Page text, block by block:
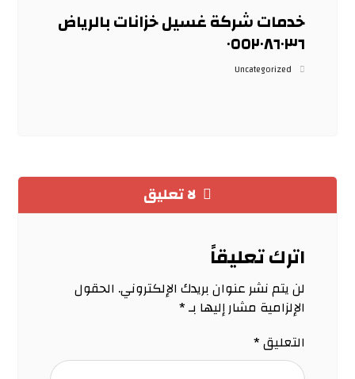
خدمات شركة غسيل خزانات بالرياض
٠٥٥٢٠٨٦٠٣٦
Uncategorized
لا تعليق
اترك تعليقاً
لن يتم نشر عنوان بريدك الإلكتروني. الحقول
الإلزامية مشار إليها بـ*
التعليق*